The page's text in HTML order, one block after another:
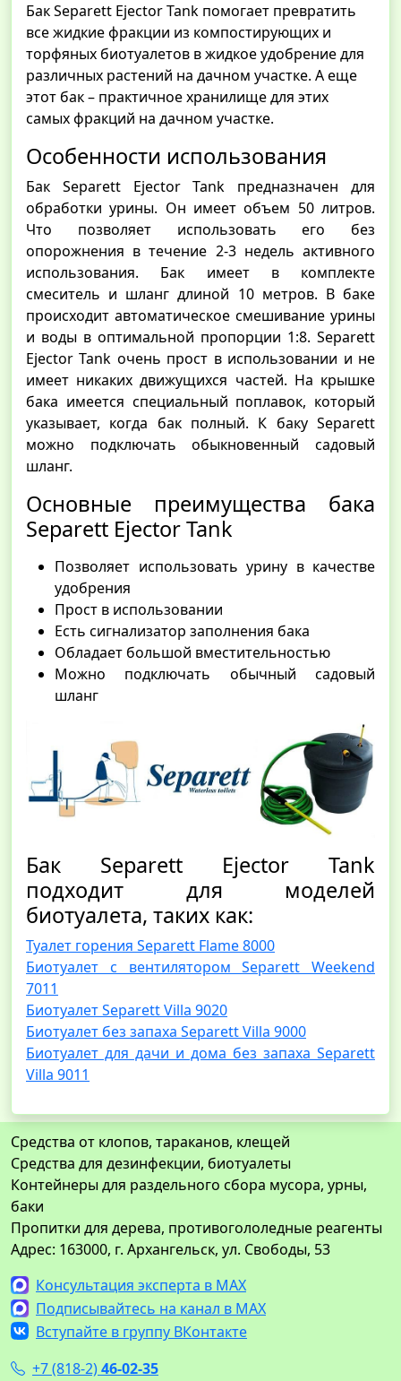
Бак Separett Ejector Tank помогает превратить
все жидкие фракции из компостирующих и
торфяных биотуалетов в жидкое удобрение для
различных растений на дачном участке. А еще
этот бак – практичное хранилище для этих
самых фракций на дачном участке.
Особенности использования
Бак Separett Ejector Tank предназначен для
обработки урины. Он имеет объем 50 литров.
Что позволяет использовать его без
опорожнения в течение 2-3 недель активного
использования. Бак имеет в комплекте
смеситель и шланг длиной 10 метров. В баке
происходит автоматическое смешивание урины
и воды в оптимальной пропорции 1:8. Separett
Ejector Tank очень прост в использовании и не
имеет никаких движущихся частей. На крышке
бака имеется специальный поплавок, который
указывает, когда бак полный. К баку Separett
можно подключать обыкновенный садовый
шланг.
Основные преимущества бака
Separett Ejector Tank
Позволяет использовать урину в качестве
удобрения
Прост в использовании
Есть сигнализатор заполнения бака
Обладает большой вместительностью
Можно подключать обычный садовый
шланг
Бак Separett Ejector Tank
подходит для моделей
биотуалета, таких как:
Туалет горения Separett Flame 8000
Биотуалет с вентилятором Separett Weekend
7011
Биотуалет Separett Villa 9020
Биотуалет без запаха Separett Villa 9000
Биотуалет для дачи и дома без запаха Separett
Villa 9011
Средства от клопов, тараканов, клещей
Средства для дезинфекции, биотуалеты
Контейнеры для раздельного сбора мусора, урны,
баки
Пропитки для дерева, противогололедные реагенты
Адрес: 163000, г. Архангельск, ул. Свободы, 53
Консультация эксперта в MAX
Подписывайтесь на канал в MAX
Вступайте в группу ВКонтакте
+7 (818-2)46-02-35